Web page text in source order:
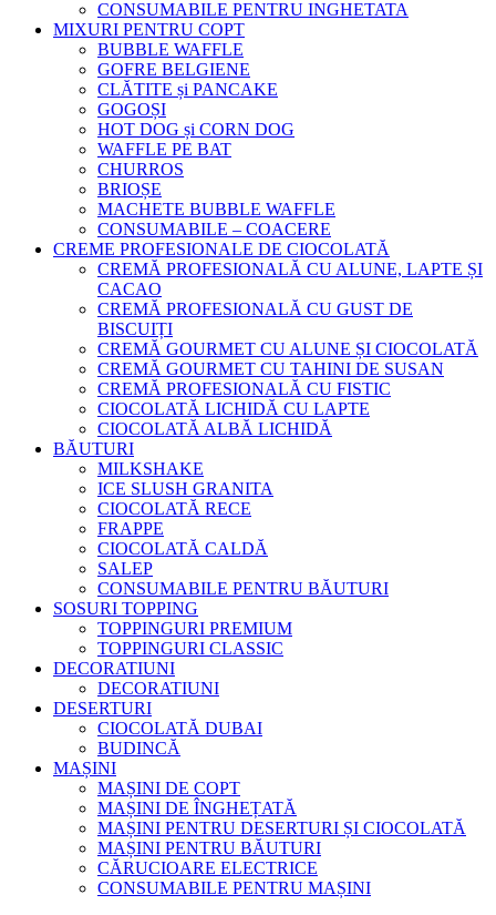
CONSUMABILE PENTRU INGHETATA
MIXURI PENTRU COPT
BUBBLE WAFFLE
GOFRE BELGIENE
CLĂTITE și PANCAKE
GOGOȘI
HOT DOG și CORN DOG
WAFFLE PE BAT
CHURROS
BRIOȘE
MACHETE BUBBLE WAFFLE
CONSUMABILE – COACERE
CREME PROFESIONALE DE CIOCOLATĂ
CREMĂ PROFESIONALĂ CU ALUNE, LAPTE ȘI
CACAO
CREMĂ PROFESIONALĂ CU GUST DE
BISCUIȚI
CREMĂ GOURMET CU ALUNE ȘI CIOCOLATĂ
CREMĂ GOURMET CU TAHINI DE SUSAN
CREMĂ PROFESIONALĂ CU FISTIC
CIOCOLATĂ LICHIDĂ CU LAPTE
CIOCOLATĂ ALBĂ LICHIDĂ
BĂUTURI
MILKSHAKE
ICE SLUSH GRANITA
CIOCOLATĂ RECE
FRAPPE
CIOCOLATĂ CALDĂ
SALEP
CONSUMABILE PENTRU BĂUTURI
SOSURI TOPPING
TOPPINGURI PREMIUM
TOPPINGURI CLASSIC
DECORATIUNI
DECORATIUNI
DESERTURI
CIOCOLATĂ DUBAI
BUDINCĂ
MAȘINI
MAȘINI DE COPT
MAȘINI DE ÎNGHEȚATĂ
MAȘINI PENTRU DESERTURI ȘI CIOCOLATĂ
MAȘINI PENTRU BĂUTURI
CĂRUCIOARE ELECTRICE
CONSUMABILE PENTRU MAȘINI